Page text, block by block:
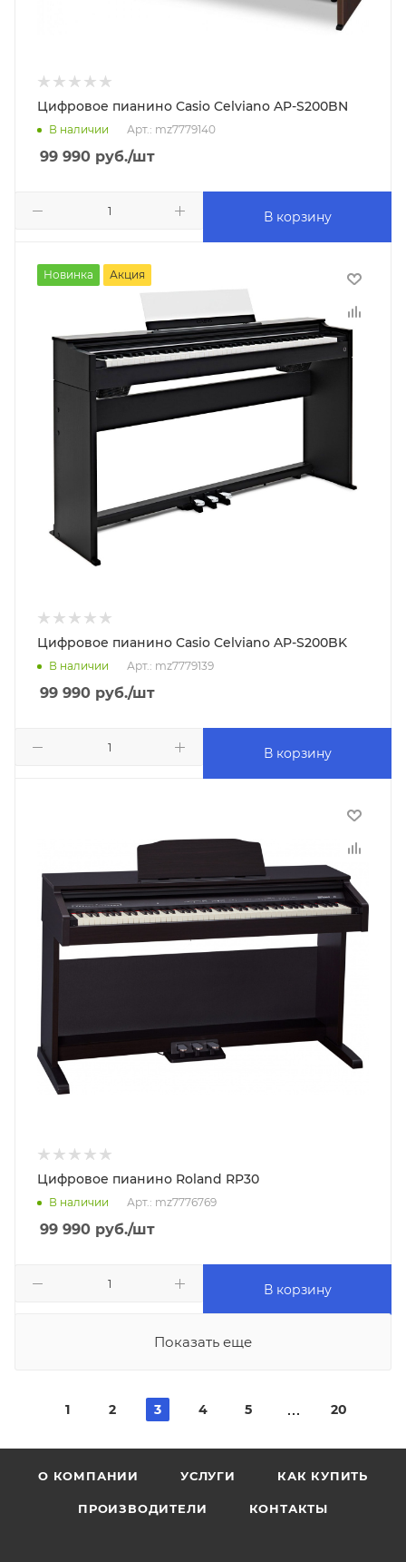
Цифровое пианино Casio Celviano AP-S200BN
В наличии Арт.: mz7779140
99 990 руб./шт
В корзину
Новинка Акция
Цифровое пианино Casio Celviano AP-S200BK
В наличии Арт.: mz7779139
99 990 руб./шт
В корзину
Цифровое пианино Roland RP30
В наличии Арт.: mz7776769
99 990 руб./шт
В корзину
Показать еще
1 2 3 4 5 20
О КОМПАНИИ УСЛУГИ КАК КУПИТЬ
ПРОИЗВОДИТЕЛИ КОНТАКТЫ